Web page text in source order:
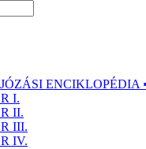
ENCIKLOPÉDIA
I.
II.
III.
IV.